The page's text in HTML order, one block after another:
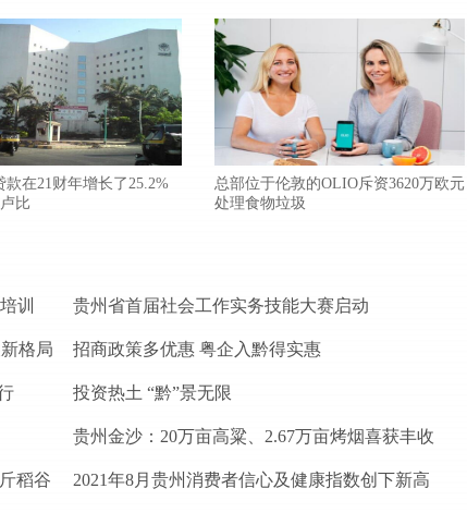
款在21财年增长了25.2%
比
总部位于伦敦的OLIO斥资3620万欧元
处理食物垃圾
训 贵州省首届社会工作实务技能大赛启动
格局 招商政策多优惠 粤企入黔得实惠
投资热土 “黔”景无限
贵州金沙：20万亩高粱、2.67万亩烤烟喜获丰收
稻谷 2021年8月贵州消费者信心及健康指数创下新高